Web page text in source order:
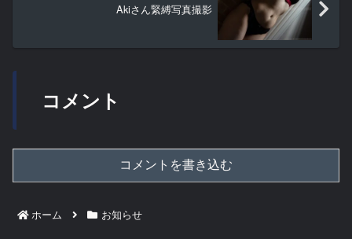
Akiさん緊縛写真撮影
コメント
コメントを書き込む
ホーム お知らせ